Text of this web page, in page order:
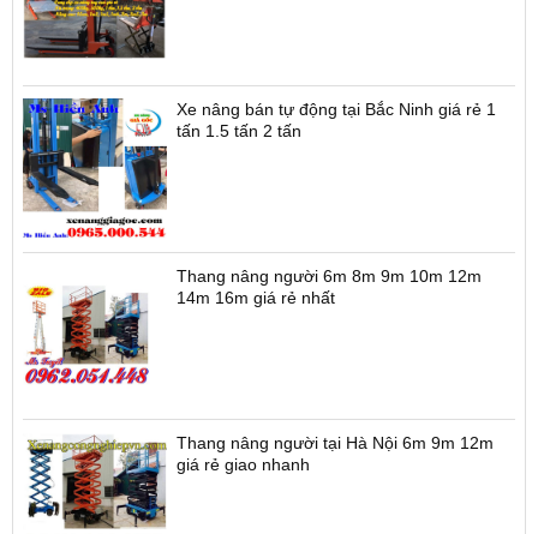
Xe nâng bán tự động tại Bắc Ninh giá rẻ 1
tấn 1.5 tấn 2 tấn
Thang nâng người 6m 8m 9m 10m 12m
14m 16m giá rẻ nhất
Thang nâng người tại Hà Nội 6m 9m 12m
giá rẻ giao nhanh